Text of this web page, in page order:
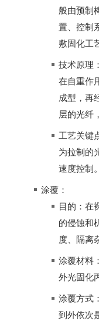
般由预制
置、控制
敷固化工
技术原理
在自重作
成型，再
层的光纤
工艺关键
为拉制的
速度控制。
涂覆：
目的：在
的侵蚀和
度、隔离
涂覆材料
外光固化
涂覆方式
到外依次